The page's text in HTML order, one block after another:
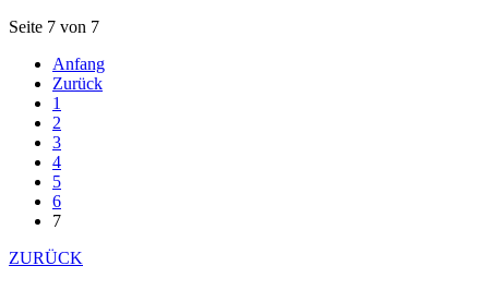
Seite 7 von 7
Anfang
Zurück
1
2
3
4
5
6
7
ZURÜCK